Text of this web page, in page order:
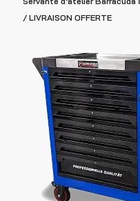
/ LIVRAISON OFFERTE